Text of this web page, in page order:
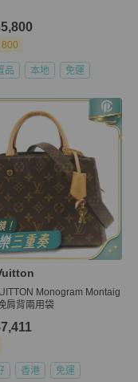
品 本地 免運
Monogram Montaig
肩背兩用袋
香港 免運